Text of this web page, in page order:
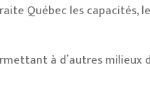
Québec les capacités,
à d’autres milieux